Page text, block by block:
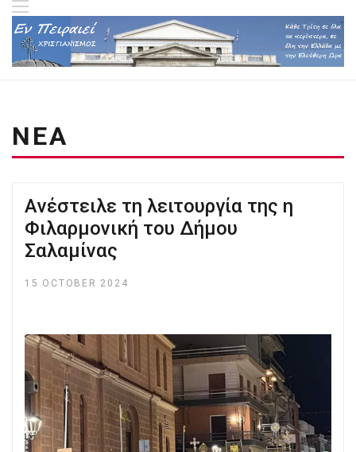
ΝΕΑ
Aνέστειλε τη λειτουργία της η
Φιλαρμονική του Δήμου
Σαλαμίνας
15 OCTOBER 2024